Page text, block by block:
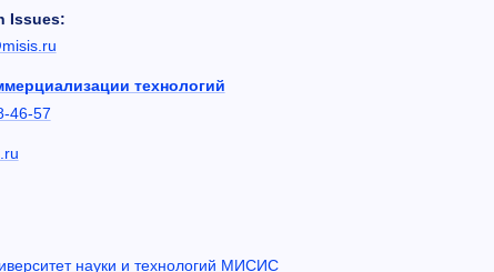
Issues:
технологий
46-57
науки и технологий МИСИС